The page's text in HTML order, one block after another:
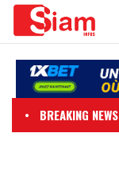
BREAKING NEWS